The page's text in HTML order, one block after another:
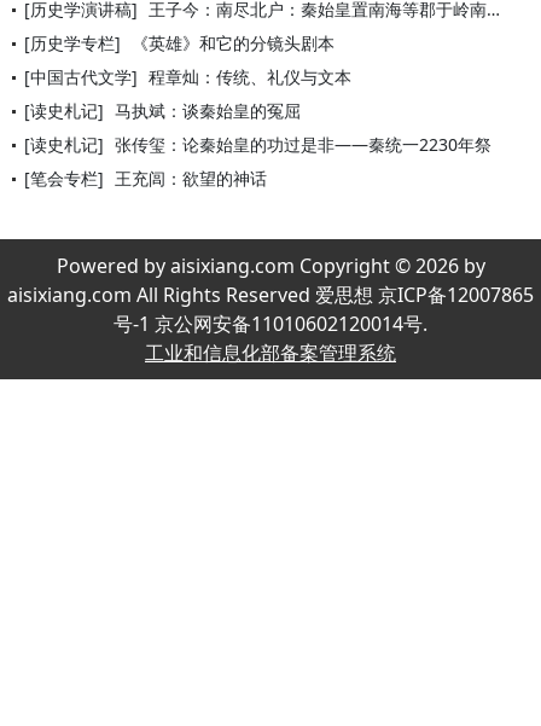
[历史学演讲稿] 王子今：南尽北户：秦始皇置南海等郡于岭南的历史考察
[历史学专栏]
《英雄》和它的分镜头剧本
[中国古代文学] 程章灿：传统、礼仪与文本
[读史札记] 马执斌：谈秦始皇的冤屈
[读史札记] 张传玺：论秦始皇的功过是非——秦统一2230年祭
[笔会专栏] 王充闾：欲望的神话
Powered by aisixiang.com Copyright © 2026 by
aisixiang.com All Rights Reserved 爱思想 京ICP备12007865
号-1 京公网安备11010602120014号.
工业和信息化部备案管理系统